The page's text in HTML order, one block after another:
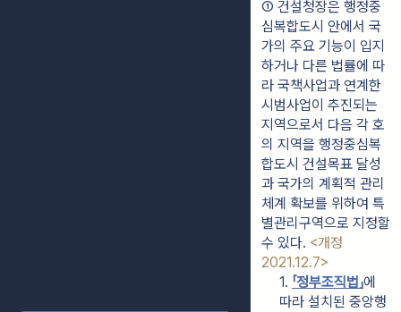
① 건설청장은 행정중
심복합도시 안에서 국
가의 주요 기능이 입지
하거나 다른 법률에 따
라 국책사업과 연계한
시범사업이 추진되는
지역으로서 다음 각 호
의 지역을 행정중심복
합도시 건설목표 달성
과 국가의 계획적 관리
체계 확보를 위하여 특
별관리구역으로 지정할
수 있다. <개정
2021.12.7>
1. 「정부조직법」에
따라 설치된 중앙행